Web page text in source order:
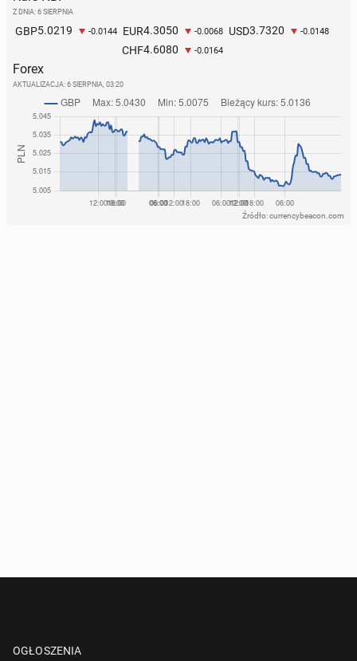
Z DNIA: 6 SIERPNIA
GBP5.0219 -0.0144 EUR4.3050 -0.0068 USD3.7320 -0.0148
CHF4.6080 -0.0164
Forex
AKTUALIZACJA: 6 SIERPNIA, 03:20
Źródło: currencybeacon.com
OGŁOSZENIA